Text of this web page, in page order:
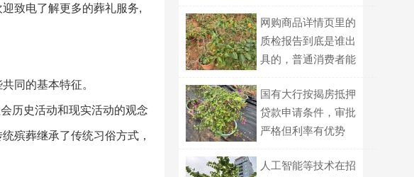
致电了解更多的葬礼服务,
同的基本特征。
历史活动和现实活动的观念
殡葬继承了传统习俗方式，
对真伪？
网购商品详情页里的
质检报告到底是谁出
具的，普通消费者能
国有大行按揭房抵押
贷款申请条件，审批
严格但利率有优势
人工智能等技术在招